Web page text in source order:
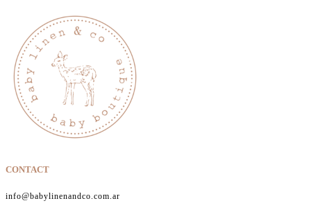
CONTACT
info@babylinenandco.com.ar